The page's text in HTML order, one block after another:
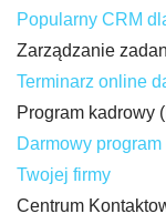
Popularny CRM
Zarządzanie
Terminarz online
Program kadrowy
Darmowy
Twojej firmy
Centrum